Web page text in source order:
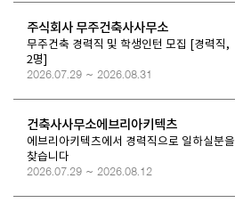
주식회사 무주건축사사무소
무주건축 경력직 및 학생인턴 모집 [경력직,
2명]
2026.07.29 ~ 2026.08.31
건축사사무소에브리아키텍츠
에브리아키텍츠에서 경력직으로 일하실분을
찾습니다
2026.07.29 ~ 2026.08.12